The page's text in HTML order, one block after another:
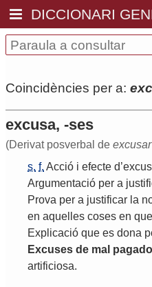
DICCIONARI
Coincidències per a:
excusa, -ses
(Derivat posverbal de excusar
s. f. Acció i efecte d’
Argumentació per a
Prova per a justificar la
en aquelles coses en que
Explicació que es dona
Excuses de mal
artificiosa.